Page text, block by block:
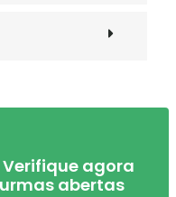
agora
abertas